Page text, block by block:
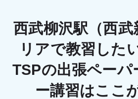
西武柳沢駅（西武
リアで教習した
TSPの出張ペーパ
ー講習はここ